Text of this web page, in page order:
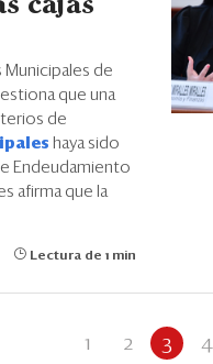
cajas
Municipales de
que una
de
haya sido
Endeudamiento
afirma que la
Lectura de 1 min
1 2 3 4